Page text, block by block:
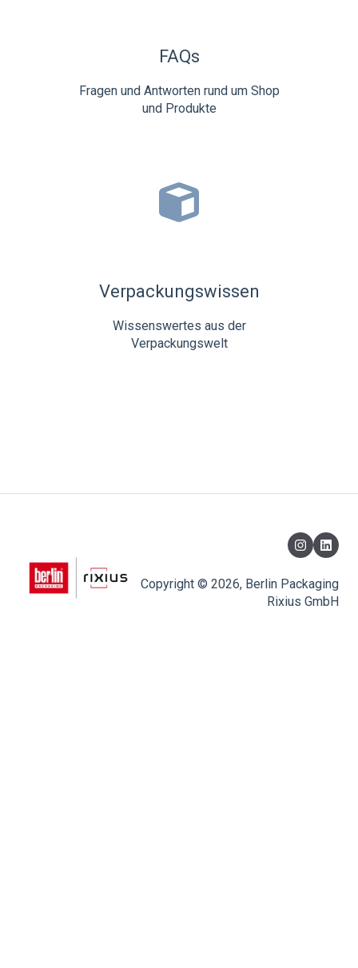
FAQs
Fragen und Antworten rund um Shop
und Produkte
Verpackungswissen
Wissenswertes aus der
Verpackungswelt
Copyright © 2026, Berlin Packaging
Rixius GmbH